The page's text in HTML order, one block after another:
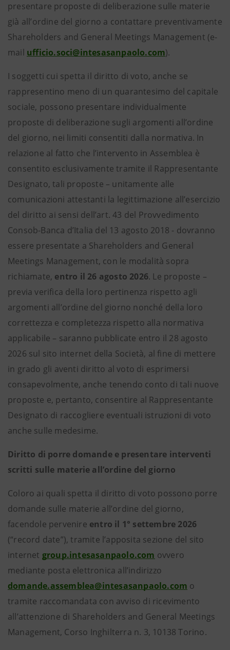
presentare proposte di deliberazione sulle materie
già all’ordine del giorno a contattare preventivamente
Shareholders and General Meetings Management (e-
mail ufficio.soci@intesasanpaolo.com).
I soggetti cui spetta il diritto di voto, anche se
rappresentino meno di un quarantesimo del capitale
sociale, possono presentare individualmente
proposte di deliberazione sugli argomenti all’ordine
del giorno, nei limiti consentiti dalla normativa. In
relazione al fatto che l’intervento in Assemblea è
consentito esclusivamente tramite il Rappresentante
Designato, tali proposte – unitamente alle
comunicazioni attestanti la legittimazione all’esercizio
del diritto ai sensi dell’art. 43 del Provvedimento
Consob-Banca d’Italia del 13 agosto 2018 - dovranno
essere presentate a Shareholders and General
Meetings Management, con le modalità sopra
richiamate, entro il 26 agosto 2026. Le proposte –
previa verifica della loro pertinenza rispetto agli
argomenti all’ordine del giorno nonché della loro
correttezza e completezza rispetto alla normativa
applicabile – saranno pubblicate entro il 28 agosto
2026 sul sito internet della Società, al fine di mettere
in grado gli aventi diritto al voto di esprimersi
consapevolmente, anche tenendo conto di tali nuove
proposte e, pertanto, consentire al Rappresentante
Designato di raccogliere eventuali istruzioni di voto
anche sulle medesime.
Diritto di porre domande e presentare interventi
scritti sulle materie all’ordine del giorno
Coloro ai quali spetta il diritto di voto possono porre
domande sulle materie all’ordine del giorno,
facendole pervenire entro il 1° settembre 2026
(“record date”), tramite l’apposita sezione del sito
internet group.intesasanpaolo.com ovvero
mediante posta elettronica all’indirizzo
domande.assemblea@intesasanpaolo.com o
tramite raccomandata con avviso di ricevimento
all’attenzione di Shareholders and General Meetings
Management, Corso Inghilterra n. 3, 10138 Torino.